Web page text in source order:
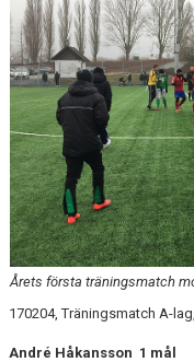
Årets första träningsmatch
170204, Träningsmatch A-
André Håkansson 1 mål